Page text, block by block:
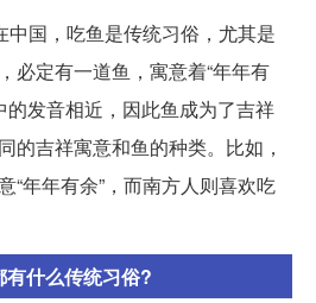
中国，吃鱼是传统习俗，尤其是
必定有一道鱼，寓意着“年年有
的发音相近，因此鱼成为了吉祥
的吉祥寓意和鱼的种类。比如，
“年年有余”，而南方人则喜欢吃
什么传统习俗?